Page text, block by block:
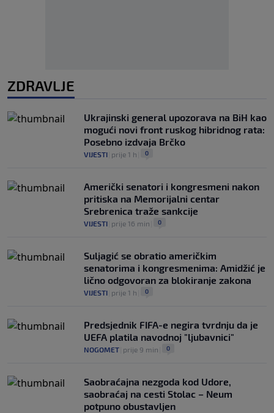
ZDRAVLJE
Ukrajinski general upozorava na BiH kao
mogući novi front ruskog hibridnog rata:
Posebno izdvaja Brčko
VIJESTI prije 1 h 0
Američki senatori i kongresmeni nakon
pritiska na Memorijalni centar
Srebrenica traže sankcije
VIJESTI prije 16 min 0
Suljagić se obratio američkim
senatorima i kongresmenima: Amidžić je
lično odgovoran za blokiranje zakona
VIJESTI prije 1 h 0
Predsjednik FIFA-e negira tvrdnju da je
UEFA platila navodnoj "ljubavnici"
NOGOMET prije 9 min 0
Saobraćajna nezgoda kod Udore,
saobraćaj na cesti Stolac – Neum
potpuno obustavljen